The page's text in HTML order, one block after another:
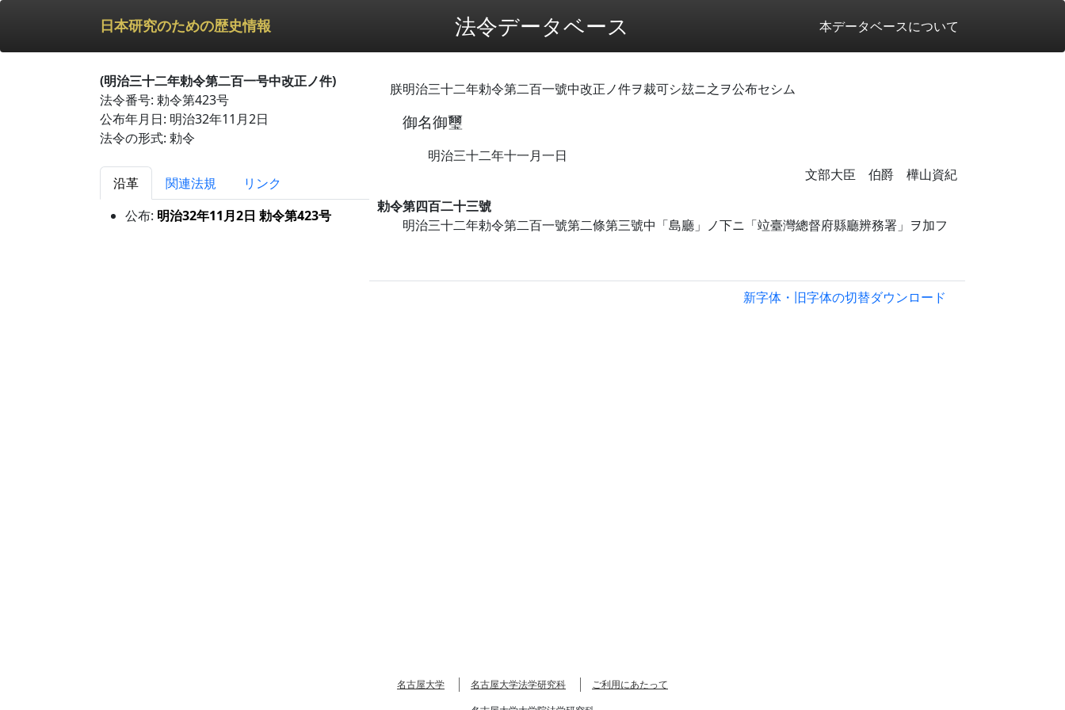
日本研究のための歴史情報 法令データベース 本データベースについて
(明治三十二年勅令第二百一号中改正ノ件)
法令番号: 勅令第423号
公布年月日: 明治32年11月2日
法令の形式: 勅令
沿革 関連法規
リンク
公布: 明治32年11月2日 勅令第423号
朕明治三十二年勅令第二百一號中改正ノ件ヲ裁可シ玆ニ之ヲ公布セシム
御名御璽
明治三十二年十一月一日
文部大臣 伯爵 樺山資紀
勅令第四百二十三號
明治三十二年勅令第二百一號第二條第三號中「島廳」ノ下ニ「竝臺灣總督府縣廳辨務署」ヲ加フ
新字体・旧字体の切替ダウンロード
名古屋大学 名古屋大学法学研究科
ご利用にあたって